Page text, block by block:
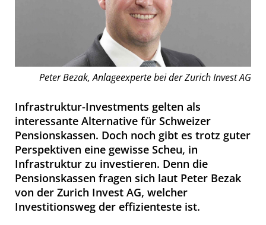
Peter Bezak, Anlageexperte bei der Zurich Invest AG
Infrastruktur-Investments gelten als
interessante Alternative für Schweizer
Pensionskassen. Doch noch gibt es trotz guter
Perspektiven eine gewisse Scheu, in
Infrastruktur zu investieren. Denn die
Pensionskassen fragen sich laut Peter Bezak
von der Zurich Invest AG, welcher
Investitionsweg der effizienteste ist.